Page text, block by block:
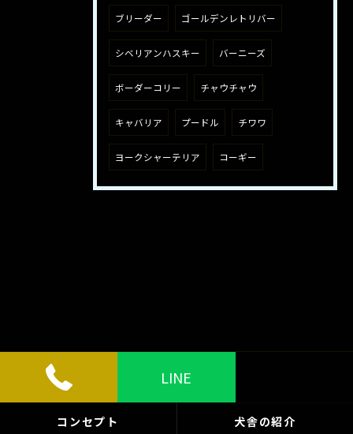
ブリーダー ゴールデンレトリバー
シベリアンハスキー バーニーズ
ボーダーコリー チャウチャウ
キャバリア プードル チワワ
ヨークシャーテリア コーギー
LINE
コンセプト 犬舎の紹介